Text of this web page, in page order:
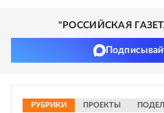
"РОССИЙСКАЯ
РУБРИКИ ПРОЕКТЫ